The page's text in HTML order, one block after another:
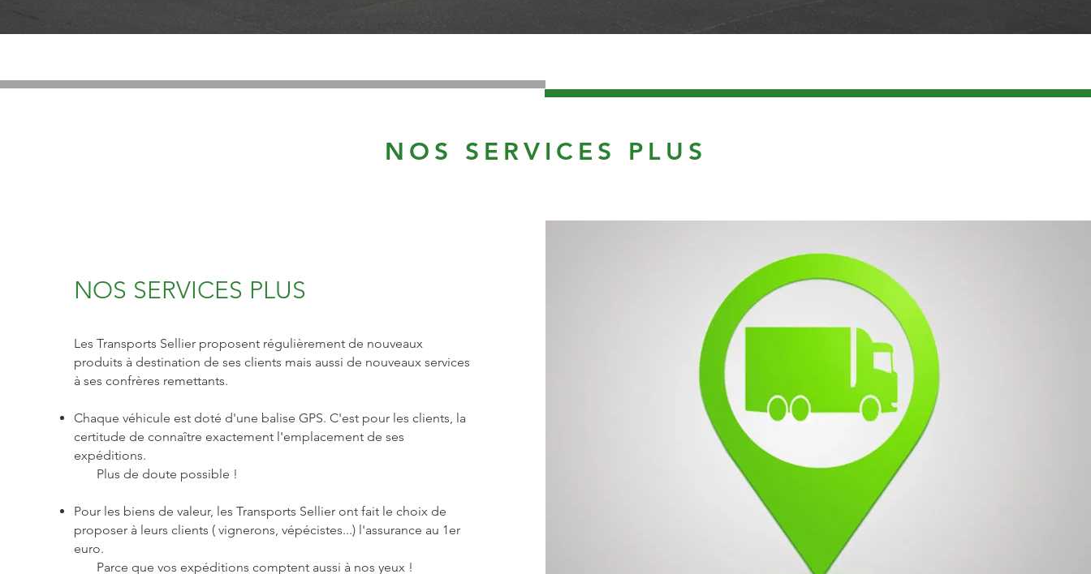
NOS SERVICES PLUS
NOS SERVICES PLUS
Les Transports Sellier proposent régulièrement de nouveaux
produits à destination de ses clients mais aussi de nouveaux services
à ses confrères remettants.
Chaque véhicule est doté d'une balise GPS. C'est pour les clients, la
certitude de connaître exactement l'emplacement de ses
expéditions.
Plus de doute possible !
Pour les biens de valeur, les Transports Sellier ont fait le choix de
proposer à leurs clients ( vignerons, vépécistes...) l'assurance au 1er
euro.
Parce que vos expéditions comptent aussi à nos yeux !